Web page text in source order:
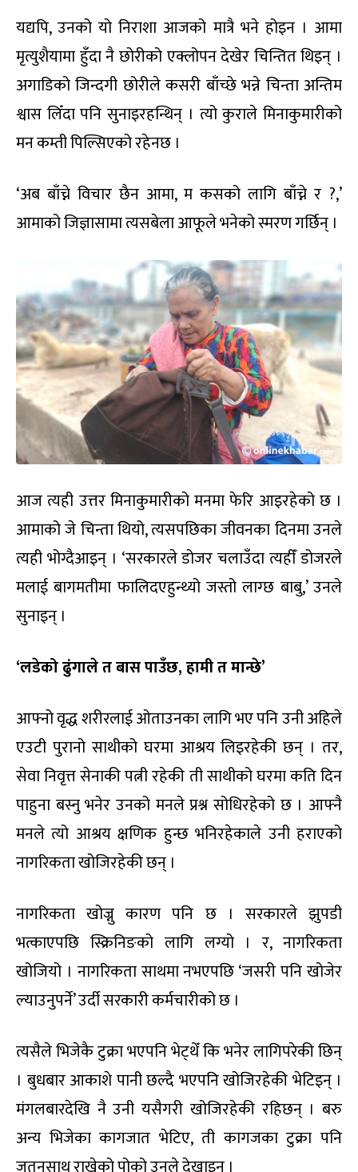
यद्यपि, उनको यो निराशा आजको मात्रै भने होइन । आमा
मृत्युशैयामा हुँदा नै छोरीको एक्लोपन देखेर चिन्तित थिइन् ।
अगाडिको जिन्दगी छोरीले कसरी बाँच्छे भन्ने चिन्ता अन्तिम
श्वास लिँदा पनि सुनाइरहन्थिन् । त्यो कुराले मिनाकुमारीको
मन कम्ती पिल्सिएको रहेनछ ।
‘अब बाँच्ने विचार छैन आमा, म कसको लागि बाँच्ने र ?,’
आमाको जिज्ञासामा त्यसबेला आफूले भनेको स्मरण गर्छिन् ।
आज त्यही उत्तर मिनाकुमारीको मनमा फेरि आइरहेको छ ।
आमाको जे चिन्ता थियो, त्यसपछिका जीवनका दिनमा उनले
त्यही भोग्दैआइन् । ‘सरकारले डोजर चलाउँदा त्यहीँ डोजरले
मलाई बागमतीमा फालिदएहुन्थ्यो जस्तो लाग्छ बाबु,’ उनले
सुनाइन् ।
‘लडेको ढुंगाले त बास पाउँछ, हामी त मान्छे’
आफ्नो वृद्ध शरीरलाई ओताउनका लागि भए पनि उनी अहिले
एउटी पुरानो साथीको घरमा आश्रय लिइरहेकी छन् । तर,
सेवा निवृत्त सेनाकी पत्नी रहेकी ती साथीको घरमा कति दिन
पाहुना बस्नु भनेर उनको मनले प्रश्न सोधिरहेको छ । आफ्नै
मनले त्यो आश्रय क्षणिक हुन्छ भनिरहेकाले उनी हराएको
नागरिकता खोजिरहेकी छन् ।
नागरिकता खोज्नु कारण पनि छ । सरकारले झुपडी
भत्काएपछि स्क्रिनिङको लागि लग्यो । र, नागरिकता
खोजियो । नागरिकता साथमा नभएपछि ‘जसरी पनि खोजेर
ल्याउनुपर्ने’ उर्दी सरकारी कर्मचारीको छ ।
त्यसैले भिजेकै टुक्रा भएपनि भेट्थेँ कि भनेर लागिपरेकी छिन्
। बुधबार आकाशे पानी छल्दै भएपनि खोजिरहेकी भेटिइन् ।
मंगलबारदेखि नै उनी यसैगरी खोजिरहेकी रहिछन् । बरु
अन्य भिजेका कागजात भेटिए, ती कागजका टुक्रा पनि